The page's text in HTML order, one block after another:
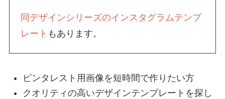
同デザインシリーズのインスタグラムテンプ
レート もあります。
ピンタレスト用画像を短時間で作りたい方
クオリティの高いデザインテンプレートを探し